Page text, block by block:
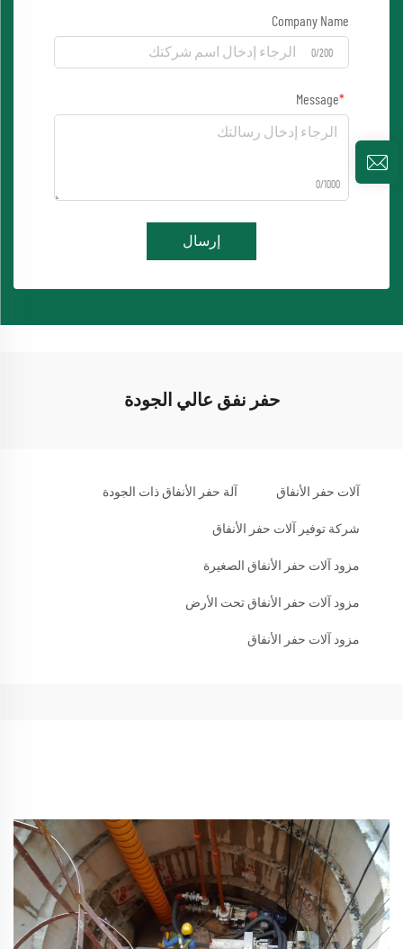
Company Name
0/200
Message
0/1000
إرسال
حفر نفق عالي الجودة
آلات حفر الأنفاق آلة حفر الأنفاق ذات الجودة
شركة توفير آلات حفر الأنفاق
مزود آلات حفر الأنفاق الصغيرة
مزود آلات حفر الأنفاق تحت الأرض
مزود آلات حفر الأنفاق